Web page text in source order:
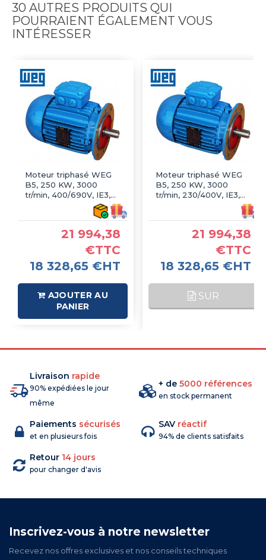
30 AUTRES PRODUITS QUI
POURRAIENT ÉGALEMENT VOUS
INTÉRESSER
Moteur triphasé WEG
B5, 250 KW, 3000
tr/min, 400/690V, IE3,
21 994,38
€TTC
18 328,65 €HT
AJOUTER AU
PANIER
Moteur triphasé WEG
B5, 250 KW, 3000
tr/min, 230/400V, IE3,
21 994,38
€TTC
18 328,65 €HT
SUR
Livraison rapide
90% expédiées le jour
même
+ de 5000 références
en stock permanent
Paiements sécurisés
et en plusieurs fois
SAV réactif
94% de clients satisfaits
Retour 14 jours
pour changer d'avis
Inscrivez-vous à notre newsletter
Recevez nos offres exclusives et nos conseils techniques